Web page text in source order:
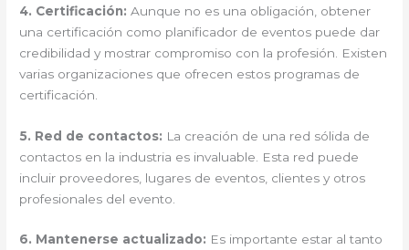
4. Certificación: Aunque no es una obligación, obtener
una certificación como planificador de eventos puede dar
credibilidad y mostrar compromiso con la profesión. Existen
varias organizaciones que ofrecen estos programas de
certificación.
5. Red de contactos: La creación de una red sólida de
contactos en la industria es invaluable. Esta red puede
incluir proveedores, lugares de eventos, clientes y otros
profesionales del evento.
6. Mantenerse actualizado: Es importante estar al tanto